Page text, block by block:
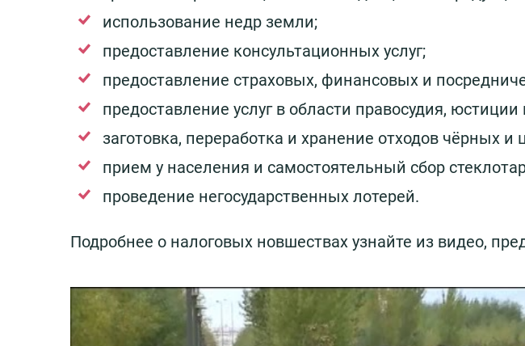
использование недр земли;
предоставление консультационных услуг;
предоставление страховых, финансовых и
предоставление услуг в области правосудия, юстиции
заготовка, переработка и хранение отходов чёрных
прием у населения и самостоятельный сбор
проведение негосударственных лотерей.
Подробнее о налоговых новшествах узнайте из видео,